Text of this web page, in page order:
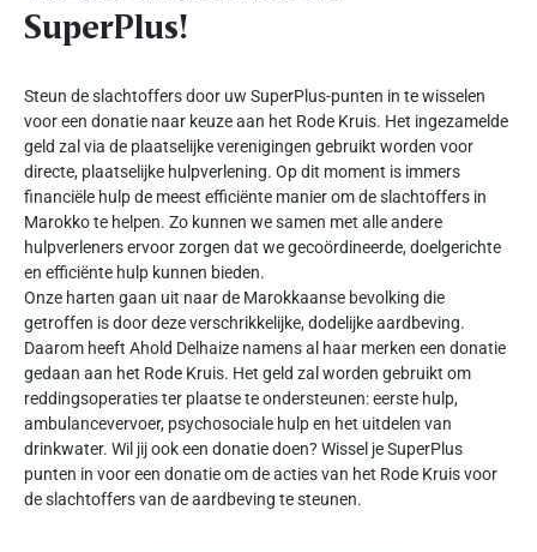
SuperPlus!
Steun de slachtoffers door uw SuperPlus-punten in te wisselen
voor een donatie naar keuze aan het Rode Kruis. Het ingezamelde
geld zal via de plaatselijke verenigingen gebruikt worden voor
directe, plaatselijke hulpverlening. Op dit moment is immers
financiële hulp de meest efficiënte manier om de slachtoffers in
Marokko te helpen. Zo kunnen we samen met alle andere
hulpverleners ervoor zorgen dat we gecoördineerde, doelgerichte
en efficiënte hulp kunnen bieden.
Onze harten gaan uit naar de Marokkaanse bevolking die
getroffen is door deze verschrikkelijke, dodelijke aardbeving.
Daarom heeft Ahold Delhaize namens al haar merken een donatie
gedaan aan het Rode Kruis. Het geld zal worden gebruikt om
reddingsoperaties ter plaatse te ondersteunen: eerste hulp,
ambulancevervoer, psychosociale hulp en het uitdelen van
drinkwater. Wil jij ook een donatie doen? Wissel je SuperPlus
punten in voor een donatie om de acties van het Rode Kruis voor
de slachtoffers van de aardbeving te steunen.